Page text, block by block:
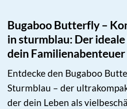
Bugaboo Butterfly –
in sturmblau: Der
dein Familienabenteuer
Entdecke den Bugaboo
Sturmblau – der
der dein Leben als